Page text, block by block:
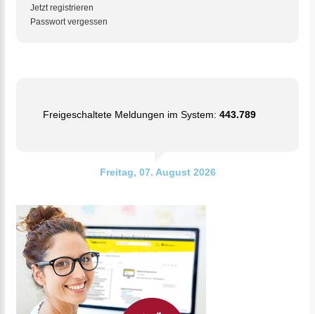
Jetzt registrieren
Passwort vergessen
Freigeschaltete Meldungen im System: 443.789
Freitag, 07. August 2026